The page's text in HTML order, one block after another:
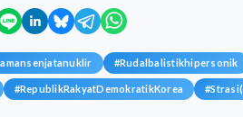
#Rudalbalistikhipersonik
#RepublikRakyatDemokratikKorea #Strasi(